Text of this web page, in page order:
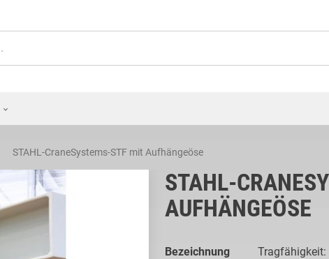
STAHL-CraneSystems-STF mit Aufhängeöse
STAHL-
AUFHÄNGEÖSE
Bezeichnung Tragfähigkeit: